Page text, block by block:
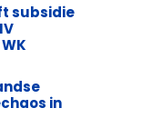
subsidie
in